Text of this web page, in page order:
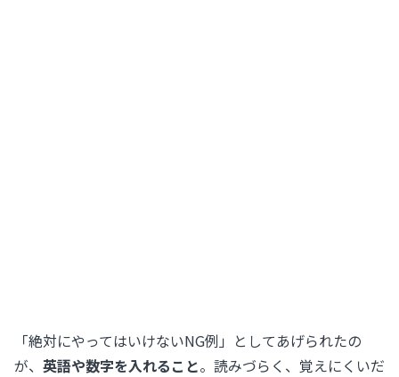
「絶対にやってはいけないNG例」としてあげられたの
が、 英語や数字を入れること。読みづらく、覚えにくいだ